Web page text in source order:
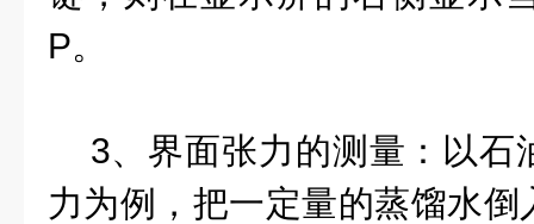
P。
3、界面张力的测量：以石
力为例，把一定量的蒸馏水